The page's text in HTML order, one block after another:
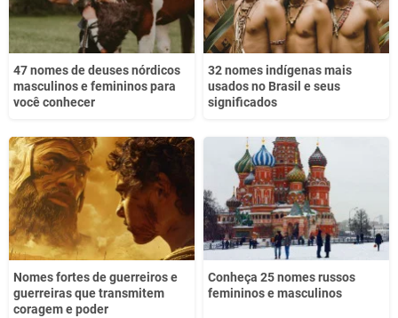
47 nomes de deuses nórdicos
masculinos e femininos para
você conhecer
32 nomes indígenas mais
usados no Brasil e seus
significados
Nomes fortes de guerreiros e
guerreiras que transmitem
coragem e poder
Conheça 25 nomes russos
femininos e masculinos